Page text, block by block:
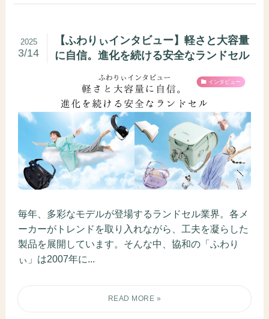
【ふわりぃインタビュー】軽さと大容量
に自信。進化を続ける安全なランドセル
2025
3/14
インタビュー
毎年、多彩なモデルが登場するランドセル業界。各メ
ーカーがトレンドを取り入れながら、工夫を凝らした
製品を展開しています。そんな中、協和の「ふわり
ぃ」は2007年に...